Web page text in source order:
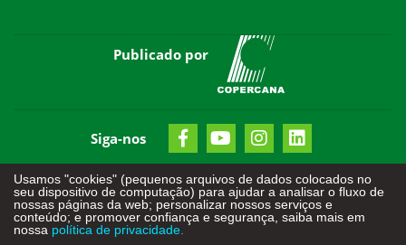
Publicado por
Siga-nos
Todos os direitos reservados - © 2026
Usamos "cookies" (pequenos arquivos de dados colocados no
seu dispositivo de computação) para ajudar a analisar o fluxo de
nossas páginas da web; personalizar nossos serviços e
conteúdo; e promover confiança e segurança, saiba mais em
nossa política de privacidade.